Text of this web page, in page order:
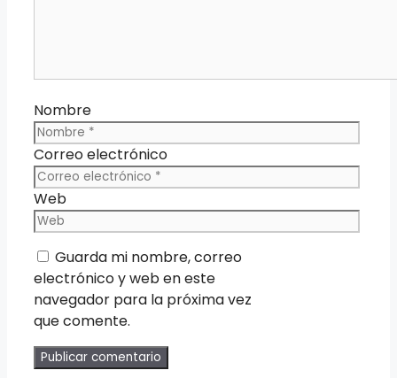
Nombre
Correo electrónico
Web
Guarda mi nombre, correo
electrónico y web en este
navegador para la próxima vez
que comente.